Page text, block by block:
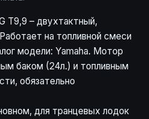
Т9,9 – двухтактный,
на топливной смеси
модели: Yamaha. Мотор
баком (24л.) и топливным
обязательно
для транцевых лодок